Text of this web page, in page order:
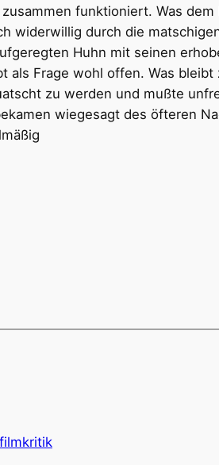
funktioniert. Was
widerwillig durch die
Huhn mit seinen
als Frage wohl offen. Was
zu werden und mußte
wiegesagt des öfteren